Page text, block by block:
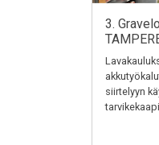
3.
siirtelyyn